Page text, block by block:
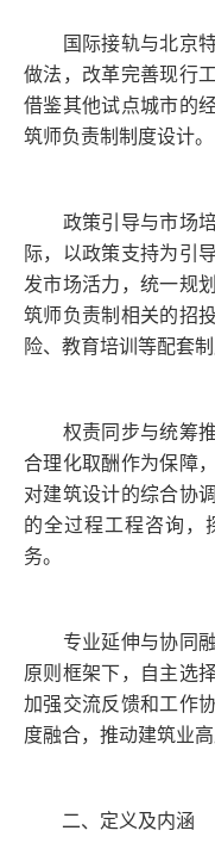
国际接轨与北京特
做法，改革完善现行
借鉴其他试点城市的
筑师负责制制度设计。
政策引导与市场培
际，以政策支持为引
发市场活力，统一规
筑师负责制相关的招
险、教育培训等配套制
权责同步与统筹推
合理化取酬作为保障
对建筑设计的综合协
的全过程工程咨询，
务。
专业延伸与协同融
原则框架下，自主选
加强交流反馈和工作
度融合，推动建筑业高
二、定义及内涵